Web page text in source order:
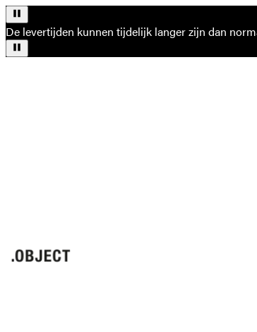
De levertijden kunnen tijdelijk langer zijn dan